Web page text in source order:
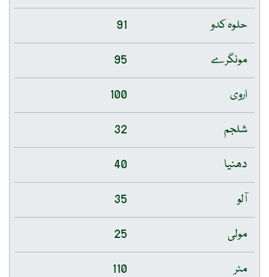
حلوہ کدو
91
مونگرے
95
اروی
100
شلجم
32
دھنیا
40
آلو
35
مولی
25
مٹر
110